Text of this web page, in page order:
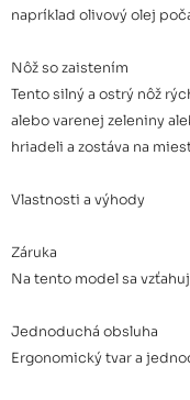
napríklad olivový olej
Nôž so zaistením
Tento silný a ostrý nôž
alebo varenej zeleniny
hriadeli a zostáva na
Vlastnosti a výhody
Záruka
Na tento model sa
Jednoduchá obsluha
Ergonomický tvar a